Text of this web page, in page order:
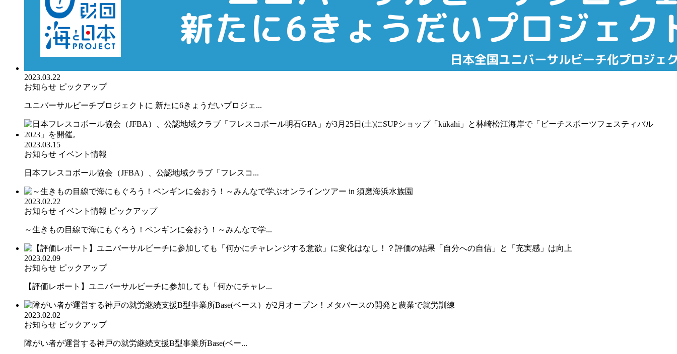
2023.03.22
お知らせ ピックアップ
ユニバーサルビーチプロジェクトに 新たに6きょうだいプロジェ...
2023.03.15
お知らせ イベント情報
日本フレスコボール協会（JFBA）、公認地域クラブ「フレスコ...
2023.02.22
お知らせ イベント情報 ピックアップ
～生きもの目線で海にもぐろう！ペンギンに会おう！～みんなで学...
2023.02.09
お知らせ ピックアップ
【評価レポート】ユニバーサルビーチに参加しても「何かにチャレ...
2023.02.02
お知らせ ピックアップ
障がい者が運営する神戸の就労継続支援B型事業所Base(ベー...